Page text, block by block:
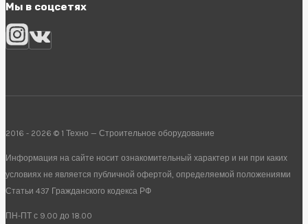
Мы в соцсетях
2016 - 2026 © 1 Техно — Строительное оборудование
Информация на сайте носит ознакомительный характер и ни при каких
условиях не является публичной офертой, определяемой положениями
Статьи 437 Гражданского кодекса РФ
ПН-ПТ с 9.00 до 18.00